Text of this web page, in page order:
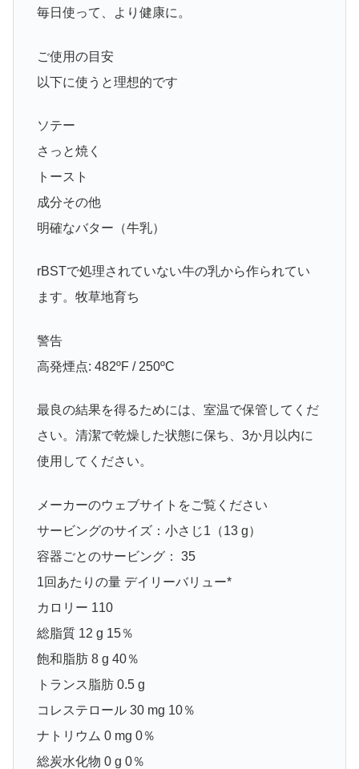
毎日使って、より健康に。
ご使用の目安
以下に使うと理想的です
ソテー
さっと焼く
トースト
成分その他
明確なバター（牛乳）
rBSTで処理されていない牛の乳から作られてい
ます。牧草地育ち
警告
高発煙点: 482ºF / 250ºC
最良の結果を得るためには、室温で保管してくだ
さい。清潔で乾燥した状態に保ち、3か月以内に
使用してください。
メーカーのウェブサイトをご覧ください
サービングのサイズ：小さじ1（13 g）
容器ごとのサービング： 35
1回あたりの量 デイリーバリュー*
カロリー 110
総脂質 12 g 15％
飽和脂肪 8 g 40％
トランス脂肪 0.5 g
コレステロール 30 mg 10％
ナトリウム 0 mg 0％
総炭水化物 0 g 0％